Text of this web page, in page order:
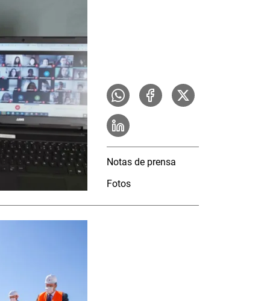
Notas de prensa
Fotos